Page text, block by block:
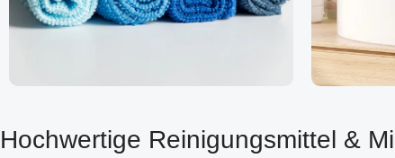
Hochwertige Reinigungsmittel &